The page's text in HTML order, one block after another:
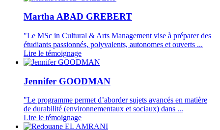
Martha ABAD GREBERT
"Le MSc in Cultural & Arts Management vise à préparer des
étudiants passionnés, polyvalents, autonomes et ouverts ...
Lire le témoignage
Jennifer GOODMAN
"Le programme permet d’aborder sujets avancés en matière
de durabilité (environnementaux et sociaux) dans ...
Lire le témoignage